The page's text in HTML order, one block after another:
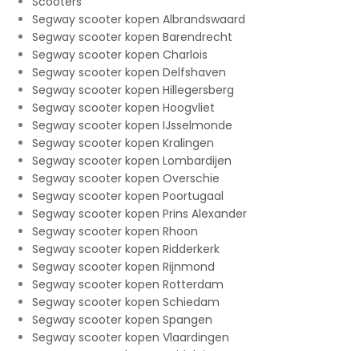
Segway scooter kopen Albrandswaard
Segway scooter kopen Barendrecht
Segway scooter kopen Charlois
Segway scooter kopen Delfshaven
Segway scooter kopen Hillegersberg
Segway scooter kopen Hoogvliet
Segway scooter kopen IJsselmonde
Segway scooter kopen Kralingen
Segway scooter kopen Lombardijen
Segway scooter kopen Overschie
Segway scooter kopen Poortugaal
Segway scooter kopen Prins Alexander
Segway scooter kopen Rhoon
Segway scooter kopen Ridderkerk
Segway scooter kopen Rijnmond
Segway scooter kopen Rotterdam
Segway scooter kopen Schiedam
Segway scooter kopen Spangen
Segway scooter kopen Vlaardingen